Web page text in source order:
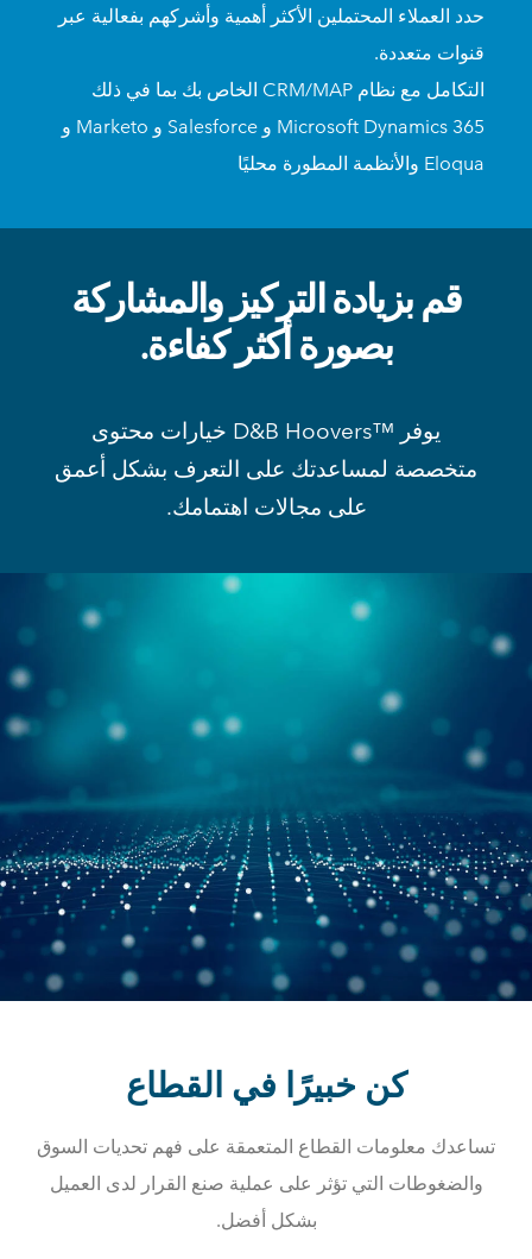
حدد العملاء المحتملين الأكثر أهمية وأشركهم بفعالية عبر
قنوات متعددة.
التكامل مع نظام CRM/MAP الخاص بك بما في ذلك
Microsoft Dynamics 365 و Salesforce و Marketo و
Eloqua والأنظمة المطورة محليًا
قم بزيادة التركيز والمشاركة
بصورة أكثر كفاءة.
يوفر ™D&B Hoovers خيارات محتوى
متخصصة لمساعدتك على التعرف بشكل أعمق
على مجالات اهتمامك.
كن خبيرًا في القطاع
تساعدك معلومات القطاع المتعمقة على فهم تحديات السوق
والضغوطات التي تؤثر على عملية صنع القرار لدى العميل
بشكل أفضل.